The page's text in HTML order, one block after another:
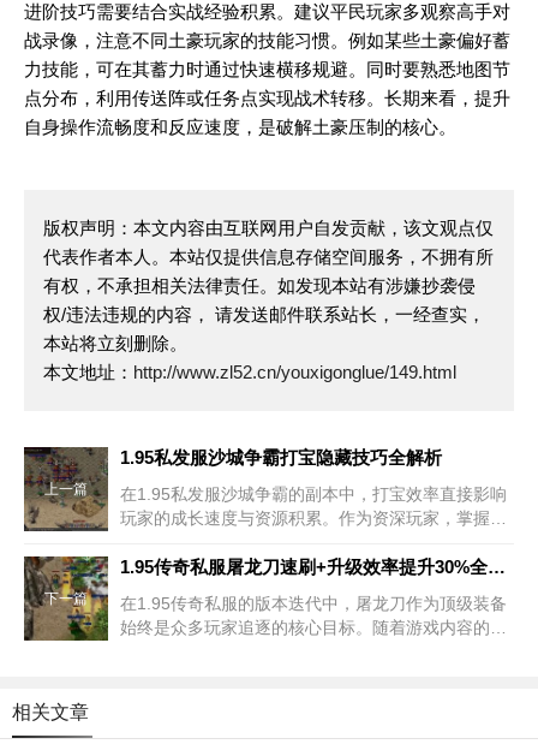
进阶技巧需要结合实战经验积累。建议平民玩家多观察高手对
战录像，注意不同土豪玩家的技能习惯。例如某些土豪偏好蓄
力技能，可在其蓄力时通过快速横移规避。同时要熟悉地图节
点分布，利用传送阵或任务点实现战术转移。长期来看，提升
自身操作流畅度和反应速度，是破解土豪压制的核心。
版权声明：本文内容由互联网用户自发贡献，该文观点仅
代表作者本人。本站仅提供信息存储空间服务，不拥有所
有权，不承担相关法律责任。如发现本站有涉嫌抄袭侵
权/违法违规的内容， 请发送邮件联系站长，一经查实，
本站将立刻删除。
本文地址： http://www.zl52.cn/youxigonglue/149.html
上一篇
1.95私发服沙城争霸打宝隐藏技巧全解析
在1.95私发服沙城争霸的副本中，打宝效率直接影响
玩家的成长速度与资源积累。作为资深玩家，掌握隐
期和掉落概率上，细微的操作差异往往带来截然不同
的结果。1.95私发服沙城争霸打宝隐藏技巧全解析
下一篇
1.95传奇私服屠龙刀速刷+升级效率提升30%全攻略
在1.95传奇私服的版本迭代中，屠龙刀作为顶级装备
始终是众多玩家追逐的核心目标。随着游戏内容的不
相关文章